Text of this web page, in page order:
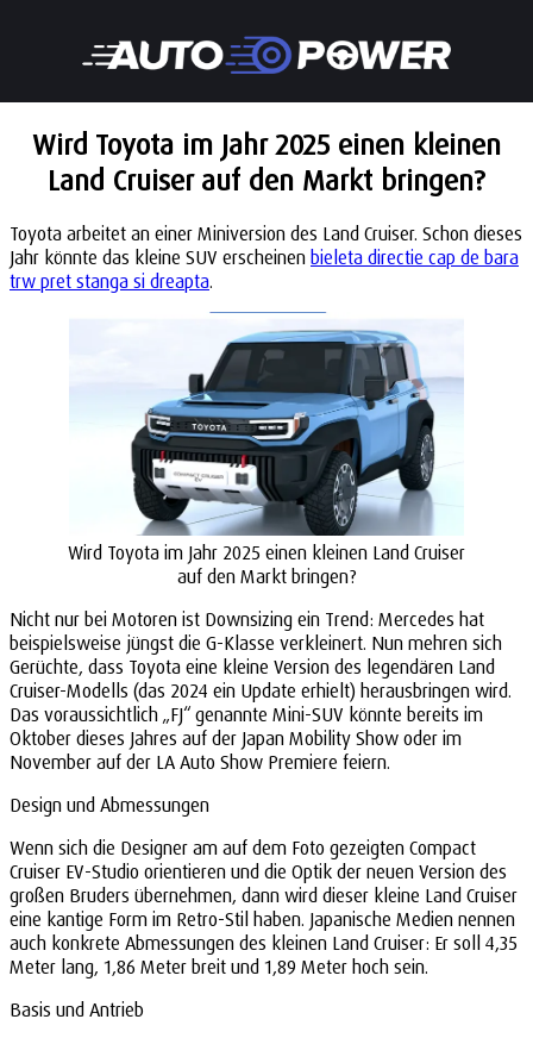
Wird Toyota im Jahr 2025 einen kleinen
Land Cruiser auf den Markt bringen?
Toyota arbeitet an einer Miniversion des Land Cruiser. Schon dieses
Jahr könnte das kleine SUV erscheinen bieleta directie cap de bara
trw pret stanga si dreapta.
Wird Toyota im Jahr 2025 einen kleinen Land Cruiser
auf den Markt bringen?
Nicht nur bei Motoren ist Downsizing ein Trend: Mercedes hat
beispielsweise jüngst die G-Klasse verkleinert. Nun mehren sich
Gerüchte, dass Toyota eine kleine Version des legendären Land
Cruiser-Modells (das 2024 ein Update erhielt) herausbringen wird.
Das voraussichtlich „FJ“ genannte Mini-SUV könnte bereits im
Oktober dieses Jahres auf der Japan Mobility Show oder im
November auf der LA Auto Show Premiere feiern.
Design und Abmessungen
Wenn sich die Designer am auf dem Foto gezeigten Compact
Cruiser EV-Studio orientieren und die Optik der neuen Version des
großen Bruders übernehmen, dann wird dieser kleine Land Cruiser
eine kantige Form im Retro-Stil haben. Japanische Medien nennen
auch konkrete Abmessungen des kleinen Land Cruiser: Er soll 4,35
Meter lang, 1,86 Meter breit und 1,89 Meter hoch sein.
Basis und Antrieb